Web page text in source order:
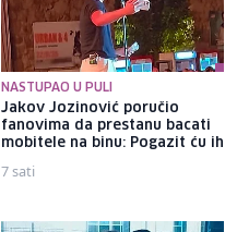
NASTUPAO U PULI
Jakov Jozinović poručio
fanovima da prestanu bacati
mobitele na binu: Pogazit ću ih
7 sati